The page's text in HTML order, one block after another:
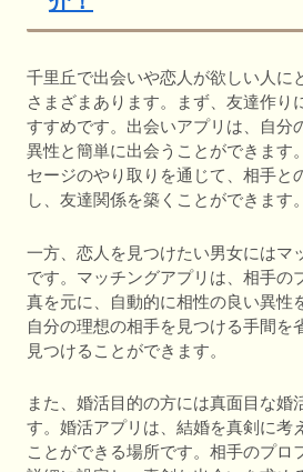
千里丘で出会いや恋人が欲しい人に
さまざまあります。まず、友達作り
すすめです。出会いアプリは、自分
異性と簡単に出会うことができます
セージのやり取りを通じて、相手と
し、友達関係を築くことができます。
一方、恋人を見つけたい男女にはマ
です。マッチングアプリは、相手の
真を元に、自動的に相性の良い異性
自分の理想の相手を見つける手間を
見つけることができます。
また、婚活目的の方には真面目な婚
す。婚活アプリは、結婚を真剣に考
ことができる場所です。相手のプロ